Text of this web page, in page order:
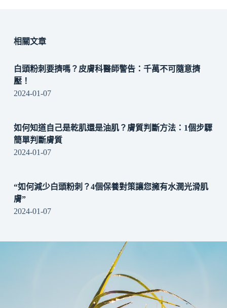
相關文章
白頭粉刺要擠嗎？皮膚科醫師警告：千萬不可隨意擠
壓！
2024-01-07
如何知道自己是乾肌還是油肌？膚質判斷方法：1個步驟
簡單判斷膚質
2024-01-07
“如何減少白頭粉刺？4個保養對策讓您擁有水潤光滑肌
膚”
2024-01-07